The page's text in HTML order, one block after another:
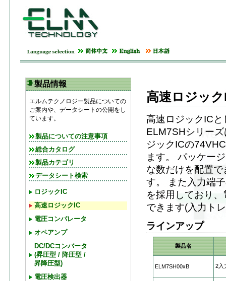
製品情報
エルムテクノロジー製品についての
ご案内や、データシートの公開をし
ています。
製品についての注意事項
総合カタログ
製品カテゴリ
データシート検索
ロジックIC
高速ロジックIC
電圧コンパレータ
オペアンプ
DC/DCコンバータ
(昇圧型 / 降圧型 /
昇降圧型)
電圧検出器
高速ロジッ
高速ロジックIC
ELM7SHシリー
ジックICの
ます。 パッケー
な数だけを配置
す。 また入力端
を採用しており
できます(入力ト
ラインアップ
製品名
ELM7SH00xB 2入